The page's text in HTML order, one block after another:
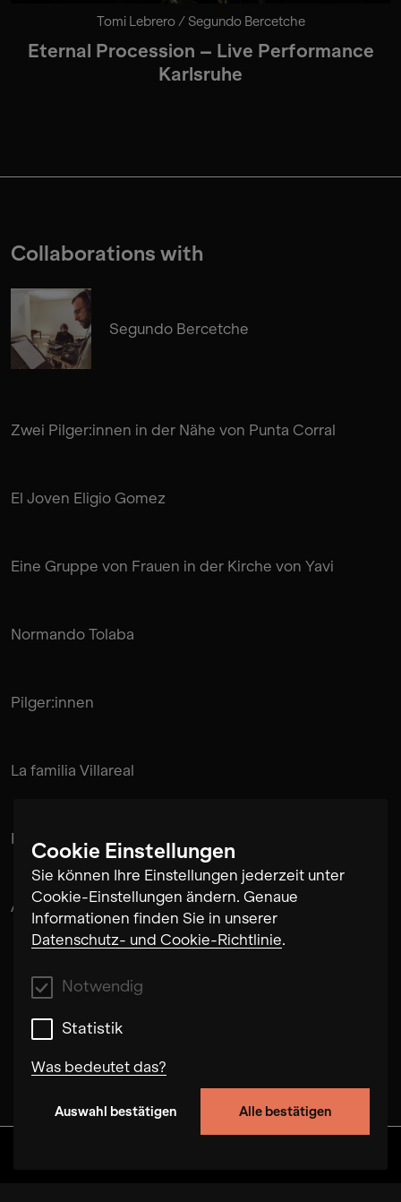
Cookie Einstellungen
Sie können Ihre Einstellungen jederzeit unter
Cookie-Einstellungen ändern. Genaue
Informationen finden Sie in unserer
Datenschutz- und Cookie-Richtlinie.
Notwendig
Statistik
Was bedeutet das?
Auswahl bestätigen Alle bestätigen
Tomi Lebrero / Segundo Bercetche
Eternal Procession – Live Performance
Karlsruhe
Collaborations with
Segundo Bercetche
Zwei Pilger:innen in der Nähe von Punta Corral
El Joven Eligio Gomez
Eine Gruppe von Frauen in der Kirche von Yavi
Normando Tolaba
Pilger:innen
La familia Villareal
Flora
Alex Musatov